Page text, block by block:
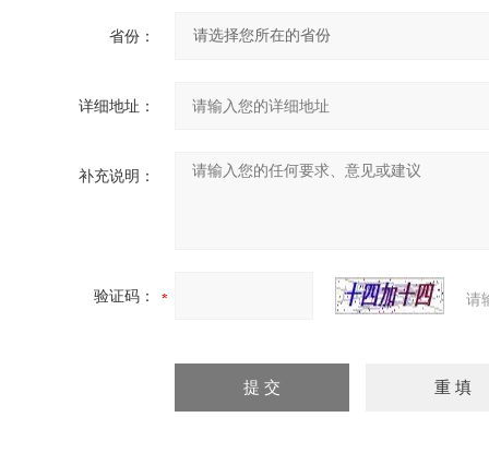
省份：
详细地址：
补充说明：
验证码： 请